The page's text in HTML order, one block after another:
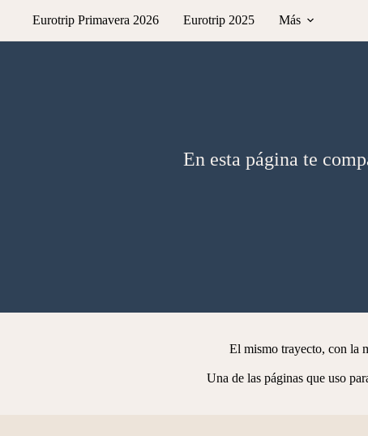
Eurotrip Primavera 2026 Eurotrip 2025 Más
En esta página te
El mismo trayecto, con la
Una de las páginas que uso